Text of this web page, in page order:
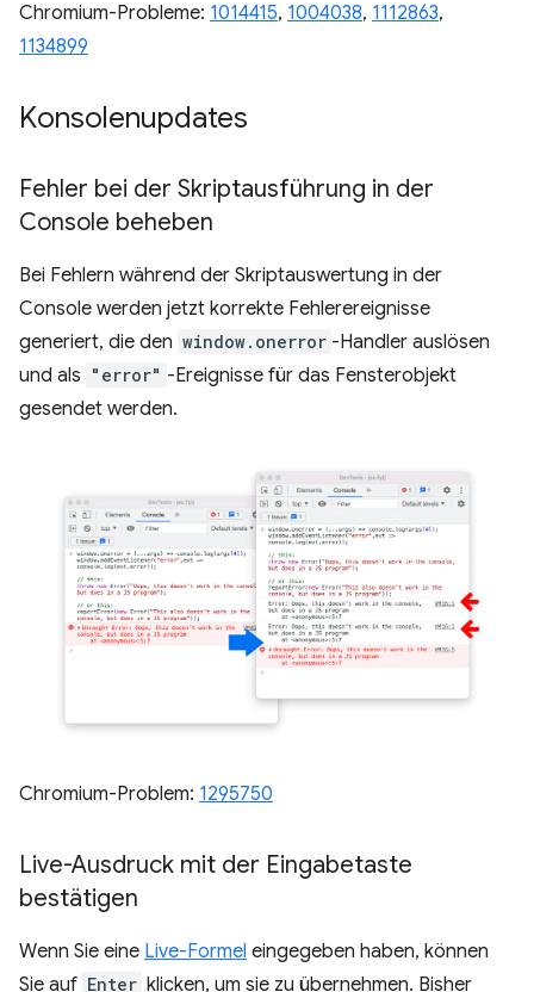
Chromium-Probleme: 1014415, 1004038, 1112863,
1134899
Konsolenupdates
Fehler bei der Skriptausführung in der
Console beheben
Bei Fehlern während der Skriptauswertung in der
Console werden jetzt korrekte Fehlerereignisse
generiert, die den window.onerror -Handler auslösen
und als "error" -Ereignisse für das Fensterobjekt
gesendet werden.
Chromium-Problem: 1295750
Live-Ausdruck mit der Eingabetaste
bestätigen
Wenn Sie eine Live-Formel eingegeben haben, können
Sie auf Enter klicken, um sie zu übernehmen. Bisher